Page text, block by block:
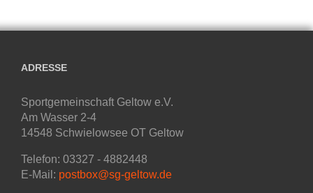
ADRESSE
Sportgemeinschaft Geltow e.V.
Am Wasser 2-4
14548 Schwielowsee OT Geltow
Telefon: 03327 - 4882448
E-Mail: postbox@sg-geltow.de